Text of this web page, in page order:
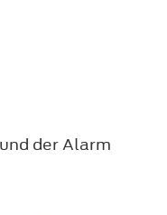
der Alarm